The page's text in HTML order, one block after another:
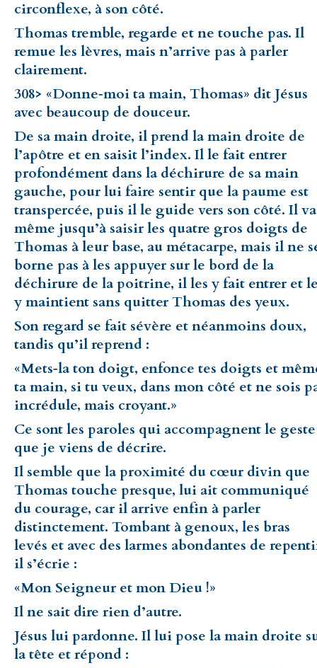
circonflexe, à son côté.
Thomas tremble, regarde et ne touche pas. Il
remue les lèvres, mais n’arrive pas à parler
clairement.
308> «Donne‑moi ta main, Thomas» dit Jésus
avec beaucoup de douceur.
De sa main droite, il prend la main droite de
l’apôtre et en saisit l’index. Il le fait entrer
profondément dans la déchirure de sa main
gauche, pour lui faire sentir que la paume est
transpercée, puis il le guide vers son côté. Il va
même jusqu’à saisir les quatre gros doigts de
Thomas à leur base, au métacarpe, mais il ne
borne pas à les appuyer sur le bord de la
déchirure de la poitrine, il les y fait entrer et
y maintient sans quitter Thomas des yeux.
Son regard se fait sévère et néanmoins doux,
tandis qu’il reprend :
«Mets‑la ton doigt, enfonce tes doigts et
ta main, si tu veux, dans mon côté et ne sois
incrédule, mais croyant.»
Ce sont les paroles qui accompagnent le geste
que je viens de décrire.
Il semble que la proximité du cœur divin que
Thomas touche presque, lui ait communiqué
du courage, car il arrive enfin à parler
distinctement. Tombant à genoux, les bras
levés et avec des larmes abondantes de
il s’écrie :
«Mon Seigneur et mon Dieu !»
Il ne sait dire rien d’autre.
Jésus lui pardonne. Il lui pose la main droite
la tête et répond :